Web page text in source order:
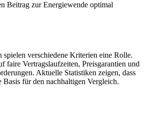
Beitrag zur Energiewende optimal
verschiedene Kriterien eine Rolle.
Vertragslaufzeiten, Preisgarantien und
Aktuelle Statistiken zeigen, dass
Basis für den nachhaltigen Vergleich.